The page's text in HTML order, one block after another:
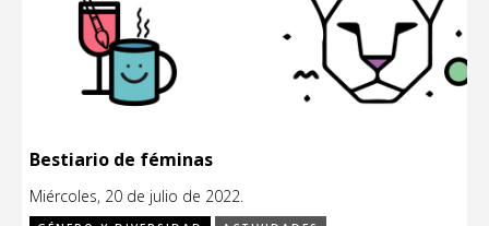
Bestiario de féminas
Miércoles, 20 de julio de 2022.